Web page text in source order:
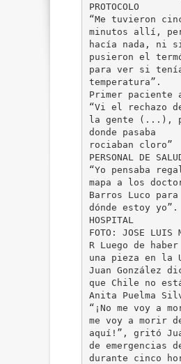
PROTOCOLO
“Me tuvieron
minutos allí,
hacía nada, ni
pusieron el
para ver si
temperatura”.
Primer paciente
“Vi el rechazo
la gente (...),
donde pasaba
rociaban cloro”
PERSONAL DE
“Yo pensaba
mapa a los
Barros Luco
dónde estoy yo”.
HOSPITAL
FOTO: JOSE LUIS
R Luego de
una pieza en la
Juan González
que Chile no
Anita Puelma
“¡No me voy a
me voy a morir
aquí!”, gritó
de emergencias
durante cinco